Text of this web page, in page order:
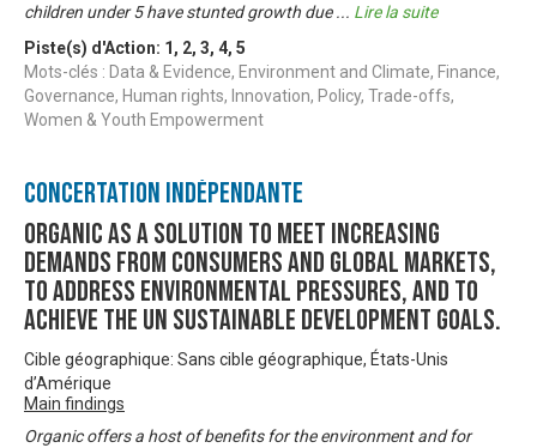
children under 5 have stunted growth due... Lire la suite
Piste(s) d'Action: 1 , 2, 3, 4, 5
Mots-clés : Data & Evidence, Environment and Climate, Finance,
Governance, Human rights, Innovation, Policy, Trade-offs,
Women & Youth Empowerment
Concertation Indépendante
Organic as a solution to meet increasing
demands from consumers and global markets,
to address environmental pressures, and to
achieve the UN sustainable development goals.
Cible géographique: Sans cible géographique, États-Unis
d’Amérique
Main findings
Organic offers a host of benefits for the environment and for